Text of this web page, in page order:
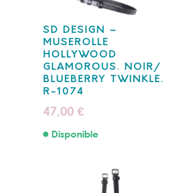
SD DESIGN –
MUSEROLLE
HOLLYWOOD
GLAMOROUS. NOIR/
BLUEBERRY TWINKLE.
R-1074
47,00 €
Disponible